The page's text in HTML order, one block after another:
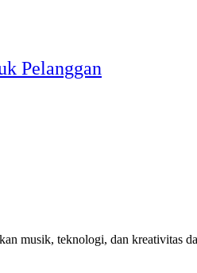
Pelanggan
musik, teknologi, dan kreativitas